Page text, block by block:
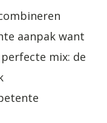
aanpak want
mix: de